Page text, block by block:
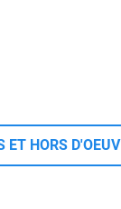
ET HORS